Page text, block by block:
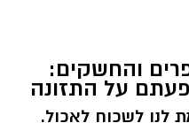
והחשקים:
על התזונה
לנו לשכוח לאכול.